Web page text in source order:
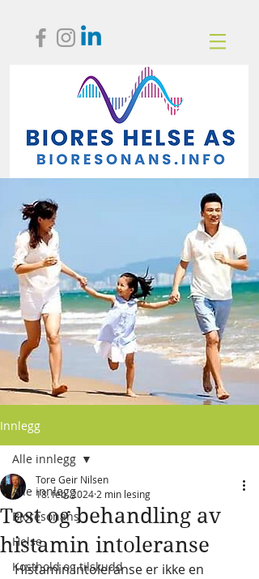
Innlegg
Alle innlegg
Bioresonans
Helse
Kosthold og tilskudd
Alle innlegg
Test og behandling av
histamin intoleranse
Tore Geir Nilsen
18. feb. 2024 2 min lesing
Histamin intoleranse er ikke en